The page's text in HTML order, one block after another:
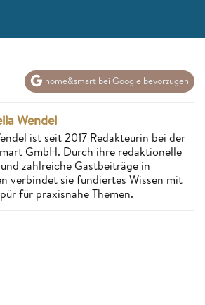
home&smart bei Google bevorzugen
Wendel
ist seit 2017 Redakteurin bei der
GmbH. Durch ihre redaktionelle
zahlreiche Gastbeiträge in
verbindet sie fundiertes Wissen mit
für praxisnahe Themen.